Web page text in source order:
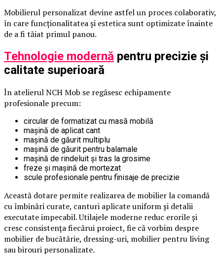
Mobilierul personalizat devine astfel un proces colaborativ,
în care funcționalitatea și estetica sunt optimizate înainte
de a fi tăiat primul panou.
Tehnologie modernă pentru precizie și
calitate superioară
În atelierul NCH Mob se regăsesc echipamente
profesionale precum:
circular de formatizat cu masă mobilă
mașină de aplicat cant
mașină de găurit multiplu
mașină de găurit pentru balamale
mașină de rindeluit și tras la grosime
freze și mașină de mortezat
scule profesionale pentru finisaje de precizie
Această dotare permite realizarea de mobilier la comandă
cu îmbinări curate, canturi aplicate uniform și detalii
executate impecabil. Utilajele moderne reduc erorile și
cresc consistența fiecărui proiect, fie că vorbim despre
mobilier de bucătărie, dressing-uri, mobilier pentru living
sau birouri personalizate.